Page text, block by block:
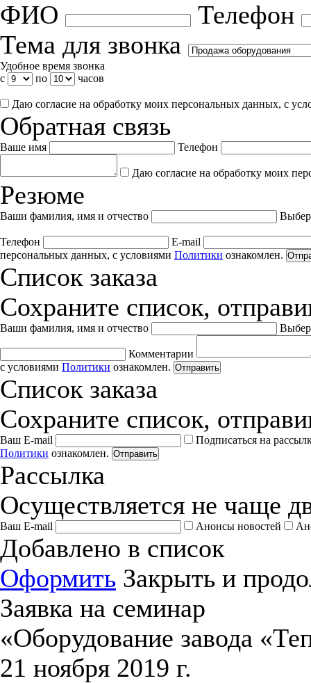
ФИО
Телефон
Тема для звонка
Удобное время звонка
с
по часов
Даю согласие на обработку моих персональных данных, с
Обратная связь
Ваше имя Телефон
Даю согласие на обработку моих
Резюме
Ваши фамилия, имя и отчество
Телефон
E-mail
персональных данных, с условиями Политики ознакомлен.
Список заказа
Сохраните список,
Ваши фамилия, имя и отчество
Комментарии
с условиями Политики ознакомлен. Отправить
Список заказа
Сохраните список,
Ваш E-mail
Подписаться на
Политики ознакомлен. Отправить
Рассылка
Осуществляется не чаще
Ваш E-mail Анонсы новостей
Добавлено в список
Оформить Закрыть и
Заявка на семинар
«Оборудование завода
21 ноября 2019 г.